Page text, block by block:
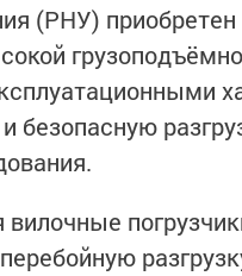
(РНУ)
безопасную